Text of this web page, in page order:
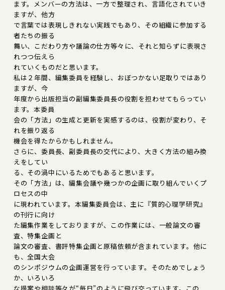
ます。メンバーの方法は、一方で整理され、言語化されていき
ますが、他方
で言葉では表現しきれない実践でもあり、その組織に参加する
者たちの振る
舞い、こだわり方や議論の仕方等々に、それと知らずに表現さ
れつつ伝えら
れていくものだと思います。
私は２年間、編集委員を経験し、おぼつかない足取りではあり
ますが、今
年度から出版担当の副編集委員長の役割を担わせてもらってい
ます。本委員
会の「方法」の生成と更新を実感するのは、役割が変わり、そ
れを振り返る
機会を得たからかもしれません。
さらに、委員長、副委員長の交代により、大きく方法の組み換
えをしてい
る、その渦中にいるためでもあると思います。
その「方法」は、編集会議や幾つかの企画に取り組んでいくプ
ロセスの中
に現われています。本編集委員会は、主に『質的心理学研究』
の刊行に向け
た編集作業をしておりますが、この作業には、一般論文の審
査、特集企画と
論文の審査、書評特集企画と原稿依頼が含まれています。他に
も、全国大会
のシンポジウムの企画運営を行っています。そのためでしょう
か、いろいろ
な提案や相談等々が“毎日”のように飛び交っています。この